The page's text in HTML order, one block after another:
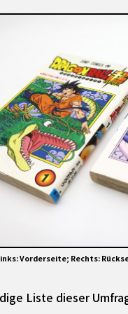
Vorderseite; Rechts:
Liste dieser